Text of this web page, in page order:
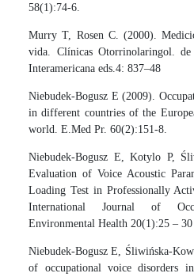
58(1):74-6.
Murry T, Rosen C. (2000).
vida. Clínicas Otorrinolaringol.
Interamericana eds.4: 837–48
Niebudek-Bogusz E (2009).
in different countries of the
world. E.Med Pr. 60(2):151-8.
Niebudek-Bogusz E, Kotylo P,
Evaluation of Voice Acoustic
Loading Test in Professionally
International Journal of
Environmental Health 20(1):25 – 30
Niebudek-Bogusz E, Śliwińska-
of occupational voice disorders